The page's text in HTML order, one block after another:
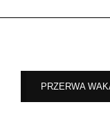
PRZERWA